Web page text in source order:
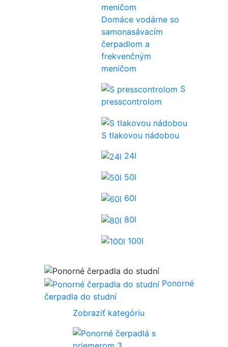
Domáce vodárne so
samonasávacím
čerpadlom a
frekvenčným
meničom
S
presscontrolom
S tlakovou nádobou
24l
50l
60l
80l
100l
Ponorné
čerpadla do studní
Zobraziť kategóriu